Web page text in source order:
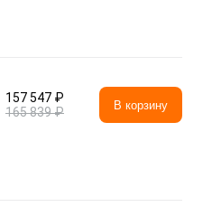
157 547 ₽
165 839 ₽
В корзину